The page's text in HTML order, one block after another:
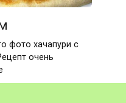
фото хачапури с
очень